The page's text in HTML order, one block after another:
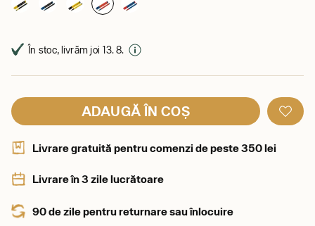
În stoc, livrăm joi 13. 8.
ADAUGĂ ÎN COȘ
Livrare gratuită pentru comenzi de peste 350 lei
Livrare în 3 zile lucrătoare
90 de zile pentru returnare sau înlocuire